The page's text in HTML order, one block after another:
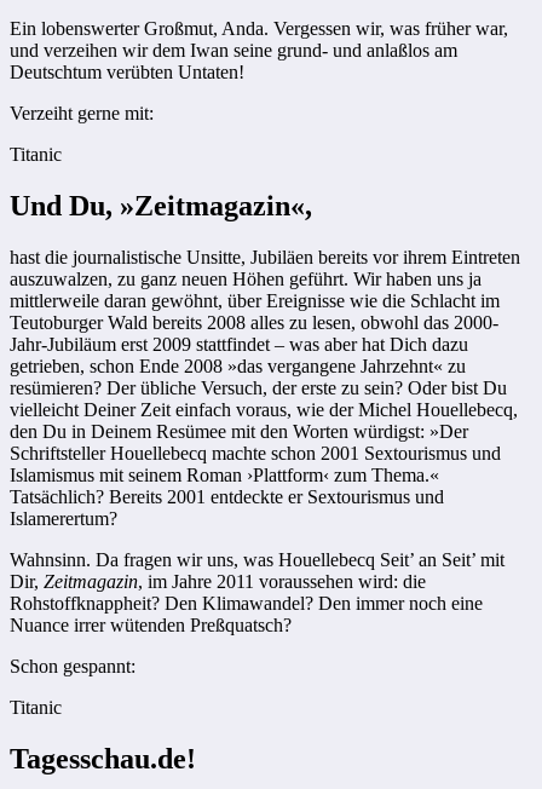
Ein lobenswerter Großmut, Anda. Vergessen wir, was früher war,
und verzeihen wir dem Iwan seine grund- und anlaßlos am
Deutschtum verübten Untaten!
Verzeiht gerne mit:
Titanic
Und Du, »Zeitmagazin«,
hast die journalistische Unsitte, Jubiläen bereits vor ihrem Eintreten
auszuwalzen, zu ganz neuen Höhen geführt. Wir haben uns ja
mittlerweile daran gewöhnt, über Ereignisse wie die Schlacht im
Teutoburger Wald bereits 2008 alles zu lesen, obwohl das 2000-
Jahr-Jubiläum erst 2009 stattfindet – was aber hat Dich dazu
getrieben, schon Ende 2008 »das vergangene Jahrzehnt« zu
resümieren? Der übliche Versuch, der erste zu sein? Oder bist Du
vielleicht Deiner Zeit einfach voraus, wie der Michel Houellebecq,
den Du in Deinem Resümee mit den Worten würdigst: »Der
Schriftsteller Houellebecq machte schon 2001 Sextourismus und
Islamismus mit seinem Roman ›Plattform‹ zum Thema.«
Tatsächlich? Bereits 2001 entdeckte er Sextourismus und
Islamerertum?
Wahnsinn. Da fragen wir uns, was Houellebecq Seit’ an Seit’ mit
Dir, Zeitmagazin, im Jahre 2011 voraussehen wird: die
Rohstoffknappheit? Den Klimawandel? Den immer noch eine
Nuance irrer wütenden Preßquatsch?
Schon gespannt:
Titanic
Tagesschau.de!